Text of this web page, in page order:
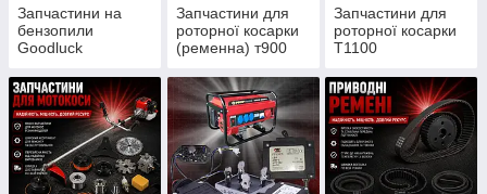
Запчастини на
бензопили
Goodluck
350/352, St180
Запчастини для
роторної косарки
(ременна) т900
Запчастини для
роторної косарки
Т1100